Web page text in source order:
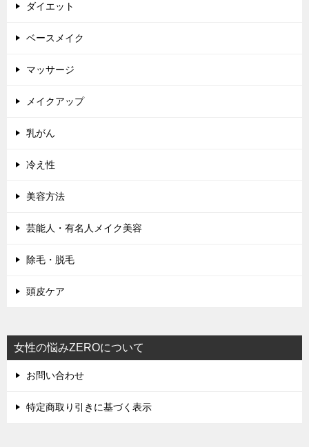
ダイエット
ベースメイク
マッサージ
メイクアップ
乳がん
冷え性
美容方法
芸能人・有名人メイク美容
除毛・脱毛
頭皮ケア
女性の悩みZEROについて
お問い合わせ
特定商取り引きに基づく表示